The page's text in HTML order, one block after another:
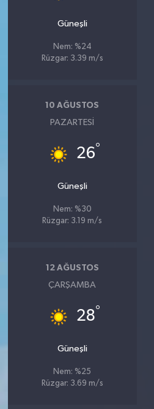
Güneşli
Nem: %24
Rüzgar: 3.39 m/s
10 AĞUSTOS
PAZARTESI
26°
Güneşli
Nem: %30
Rüzgar: 3.19 m/s
12 AĞUSTOS
ÇARŞAMBA
28°
Güneşli
Nem: %25
Rüzgar: 3.69 m/s